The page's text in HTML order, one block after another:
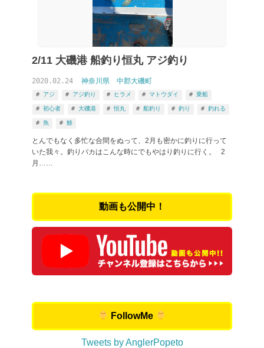
2/11 大磯港 船釣り恒丸 アジ釣り
2020.02.24 神奈川県 中郡大磯町
アジ アジ釣り ヒラメ マトウダイ 乗船
初心者 大磯港 恒丸 船釣り 釣り 釣れる
魚 鯵
とんでもなく多忙な合間をぬって、2月も密かに釣りに行って
いた我々。釣りバカはこんな時にでもやはり釣りに行く。 2
月……
動画も公開中！
FollowMe
Tweets by AnglerPopeto